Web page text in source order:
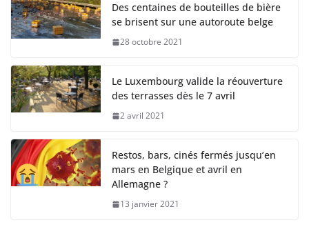
Des centaines de bouteilles de bière
se brisent sur une autoroute belge
28 octobre 2021
Le Luxembourg valide la réouverture
des terrasses dès le 7 avril
2 avril 2021
Restos, bars, cinés fermés jusqu’en
mars en Belgique et avril en
Allemagne ?
13 janvier 2021